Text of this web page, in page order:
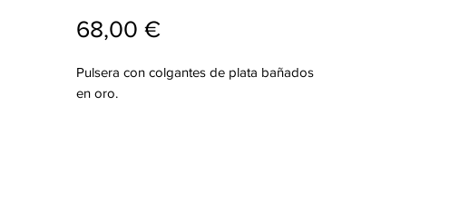
68,00 €Precio
Pulsera con colgantes de plata bañados
en oro.